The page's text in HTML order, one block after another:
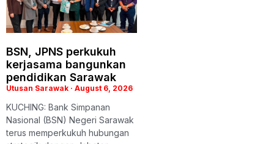
BSN, JPNS perkukuh
kerjasama bangunkan
pendidikan Sarawak
Utusan Sarawak August 6, 2026
KUCHING: Bank Simpanan
Nasional (BSN) Negeri Sarawak
terus memperkukuh hubungan